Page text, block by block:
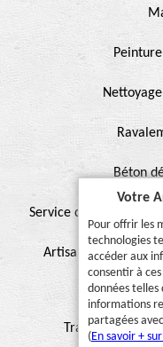
Béton
Service de peinture et
Artisan pour
ferronnerie,
Travaux de
Votre
Pour offrir les
technologies
accéder aux
consentir à
données
informations
partagées
(En savoir +